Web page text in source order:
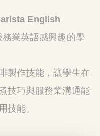
English
務業英語感興趣的學
製作技能，讓學生在
技巧與服務業溝通能
技能。